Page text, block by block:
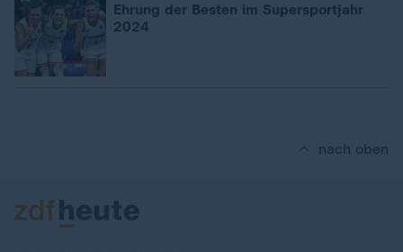
Ehrung der Besten im Supersportjahr
2024
nach oben